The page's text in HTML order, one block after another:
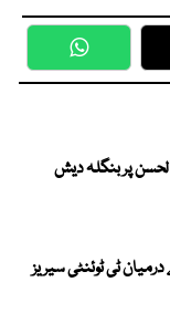
WhatsApp
پر بنگلہ دیش
کے درمیان ٹی ٹوئنٹی سیریز